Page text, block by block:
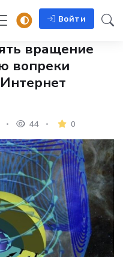
Войти
вращение
вопреки
44 0